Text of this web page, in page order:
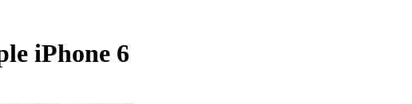
iPhone 6